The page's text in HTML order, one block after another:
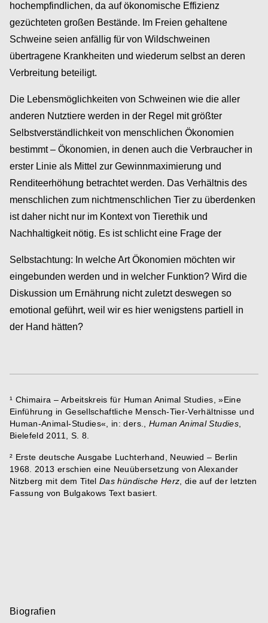
hochempfindlichen, da auf ökonomische Effizienz
gezüchteten großen Bestände. Im Freien gehaltene
Schweine seien anfällig für von Wildschweinen
übertragene Krankheiten und wiederum selbst an deren
Verbreitung beteiligt.
Die Lebensmöglichkeiten von Schweinen wie die aller
anderen Nutztiere werden in der Regel mit größter
Selbstverständlichkeit von menschlichen Ökonomien
bestimmt – Ökonomien, in denen auch die Verbraucher in
erster Linie als Mittel zur Gewinnmaximierung und
Renditeerhöhung betrachtet werden. Das Verhältnis des
menschlichen zum nichtmenschlichen Tier zu überdenken
ist daher nicht nur im Kontext von Tierethik und
Nachhaltigkeit nötig. Es ist schlicht eine Frage der
Selbstachtung: In welche Art Ökonomien möchten wir
eingebunden werden und in welcher Funktion? Wird die
Diskussion um Ernährung nicht zuletzt deswegen so
emotional geführt, weil wir es hier wenigstens partiell in
der Hand hätten?
¹ Chimaira – Arbeitskreis für Human Animal Studies, »Eine
Einführung in Gesellschaftliche Mensch-Tier-Verhältnisse und
Human-Animal-Studies«, in: ders., Human Animal Studies,
Bielefeld 2011, S. 8.
² Erste deutsche Ausgabe Luchterhand, Neuwied – Berlin
1968. 2013 erschien eine Neuübersetzung von Alexander
Nitzberg mit dem TitelDas hündische Herz , die auf der letzten
Fassung von Bulgakows Text basiert.
Biografien